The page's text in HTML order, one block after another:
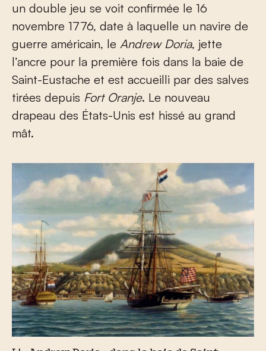
un double jeu se voit confirmée le 16
novembre 1776, date à laquelle un navire de
guerre américain, le Andrew Doria, jette
l’ancre pour la première fois dans la baie de
Saint-Eustache et est accueilli par des salves
tirées depuis Fort Oranje. Le nouveau
drapeau des États-Unis est hissé au grand
mât.